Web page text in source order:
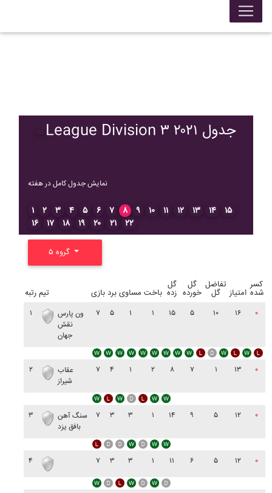
League Division ۳ ۲۰۲۱ جدول
نمایش جدول کامل در هفته
۱ ۲ ۳ ۴ ۵ ۶ ۷ ۸ ۹ ۱۰ ۱۱ ۱۲ ۱۳ ۱۴
۱۵
۱۶
۱۷ ۱۸ ۱۹ ۲۰ ۲۱ ۲۲
رتبه تیم بازی برد مساوی باخت
گل
زده
گل
خورده
تفاضل
گل امتیاز
کسر
شده
۱
ون پارس
نقش
جهان
۷ ۵ ۱ ۱ ۱۵ ۵ ۱۰ ۱۶ ۰
۲
عقاب
شيراز
۷ ۴ ۱ ۲ ۸ ۷ ۱ ۱۳ ۰
۳
سنگ آهن
بافق يزد
۷ ۳ ۳ ۱ ۱۴ ۹ ۵ ۱۲ ۰
۴ ۷ ۳ ۳ ۱ ۱۱ ۶ ۵ ۱۲ ۰